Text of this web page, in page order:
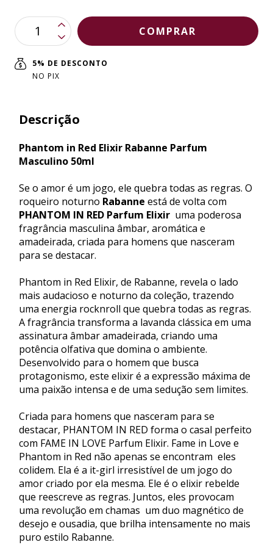
5% DE DESCONTO
NO PIX
Descrição
Phantom in Red Elixir Rabanne Parfum
Masculino 50ml
Se o amor é um jogo, ele quebra todas as regras. O
roqueiro noturno Rabanne está de volta com
PHANTOM IN RED Parfum Elixir  uma poderosa
fragrância masculina âmbar, aromática e
amadeirada, criada para homens que nasceram
para se destacar.
Phantom in Red Elixir, de Rabanne, revela o lado
mais audacioso e noturno da coleção, trazendo
uma energia rocknroll que quebra todas as regras.
A fragrância transforma a lavanda clássica em uma
assinatura âmbar amadeirada, criando uma
potência olfativa que domina o ambiente.
Desenvolvido para o homem que busca
protagonismo, este elixir é a expressão máxima de
uma paixão intensa e de uma sedução sem limites.
Criada para homens que nasceram para se
destacar, PHANTOM IN RED forma o casal perfeito
com FAME IN LOVE Parfum Elixir. Fame in Love e
Phantom in Red não apenas se encontram  eles
colidem. Ela é a it-girl irresistível de um jogo do
amor criado por ela mesma. Ele é o elixir rebelde
que reescreve as regras. Juntos, eles provocam
uma revolução em chamas  um duo magnético de
desejo e ousadia, que brilha intensamente no mais
puro estilo Rabanne.